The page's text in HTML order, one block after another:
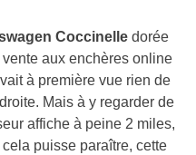
Coccinelle dorée
aux enchères online
à première vue rien de
Mais à y regarder de
affiche à peine 2 miles,
puisse paraître, cette